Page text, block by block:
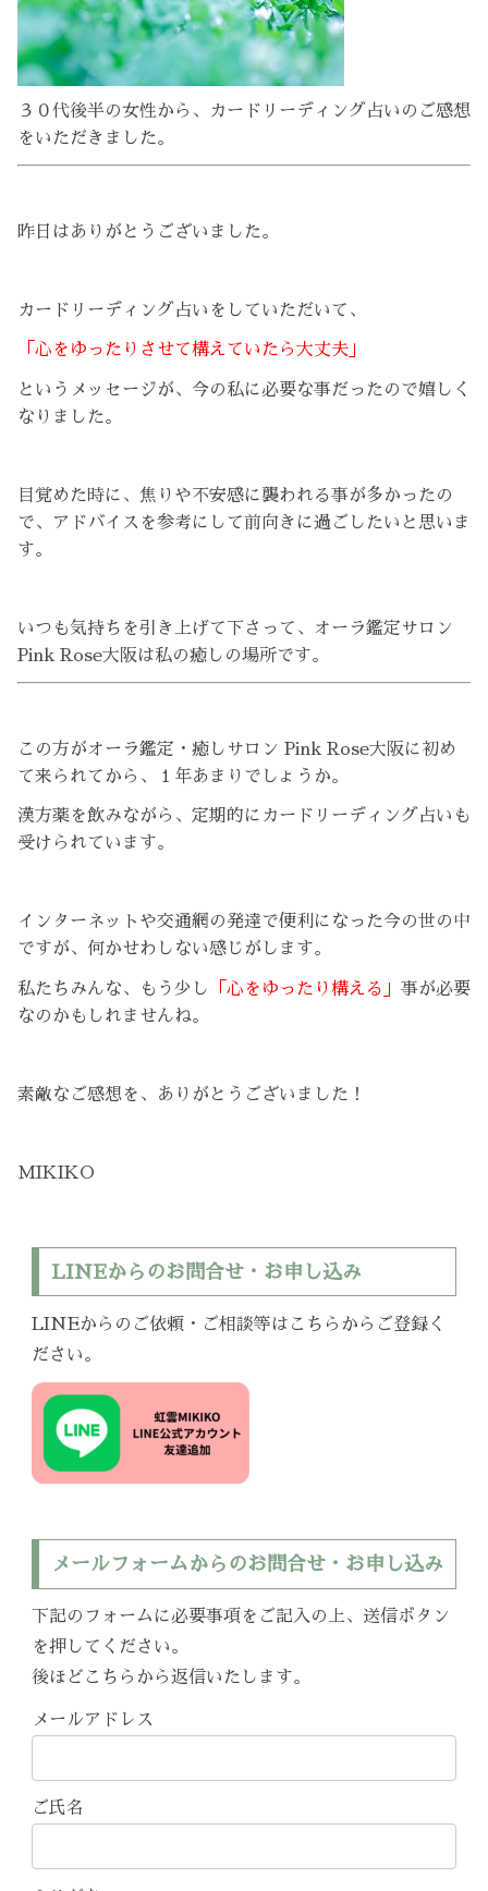
３０代後半の女性から、カードリーディング占いのご感想
をいただきました。
昨日はありがとうございました。
カードリーディング占いをしていただいて、
「心をゆったりさせて構えていたら大丈夫」
というメッセージが、今の私に必要な事だったので嬉しく
なりました。
目覚めた時に、焦りや不安感に襲われる事が多かったの
で、アドバイスを参考にして前向きに過ごしたいと思いま
す。
いつも気持ちを引き上げて下さって、オーラ鑑定サロン
Pink Rose大阪は私の癒しの場所です。
この方がオーラ鑑定・癒しサロン Pink Rose大阪に初め
て来られてから、１年あまりでしょうか。
漢方薬を飲みながら、定期的にカードリーディング占いも
受けられています。
インターネットや交通網の発達で便利になった今の世の中
ですが、何かせわしない感じがします。
私たちみんな、もう少し 「心をゆったり構える」 事が必要
なのかもしれませんね。
素敵なご感想を、ありがとうございました！
MIKIKO
LINEからのお問合せ・お申し込み
LINEからのご依頼・ご相談等はこちらからご登録く
ださい。
メールフォームからのお問合せ・お申し込み
下記のフォームに必要事項をご記入の上、送信ボタン
を押してください。
後ほどこちらから返信いたします。
メールアドレス
ご氏名